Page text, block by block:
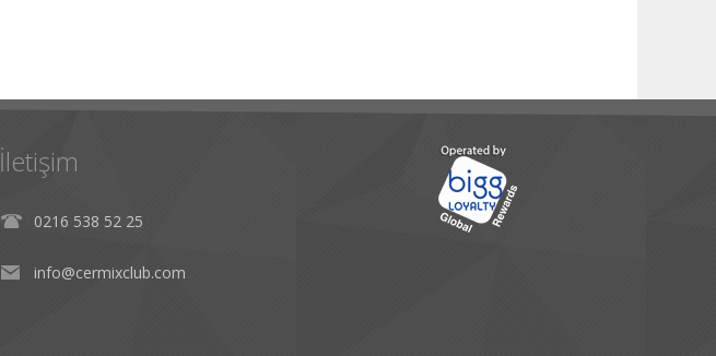
İletişim
0216 538 52 25
info@cermixclub.com